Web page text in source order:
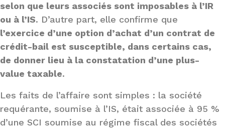
selon que leurs associés sont imposables à l’IR
ou à l’IS. D’autre part, elle confirme que
l’exercice d’une option d’achat d’un contrat de
crédit-bail est susceptible, dans certains cas,
de donner lieu à la constatation d’une plus-
value taxable.
Les faits de l’affaire sont simples : la société
requérante, soumise à l’IS, était associée à 95 %
d’une SCI soumise au régime fiscal des sociétés